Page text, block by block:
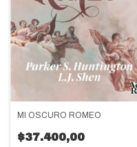
MI OSCURO ROMEO
$37.400,00